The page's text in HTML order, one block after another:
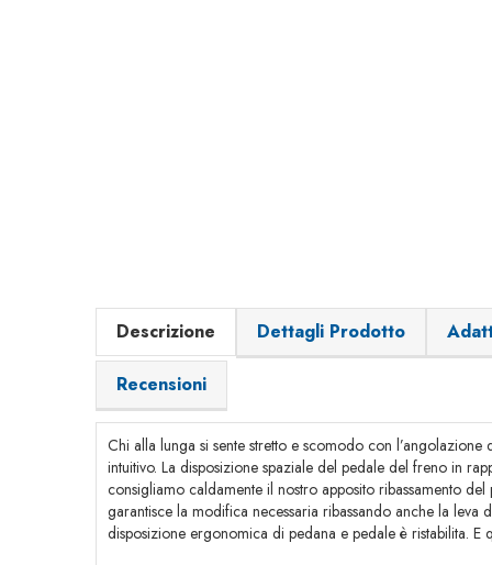
Descrizione Dettagli Prodotto
Recensioni
Chi alla lunga si sente stretto e scomodo con
intuitivo. La disposizione spaziale del pedale del freno in
consigliamo caldamente il nostro apposito ribassamento
garantisce la modifica necessaria ribassando anche la
disposizione ergonomica di pedana e pedale è ristabilita.